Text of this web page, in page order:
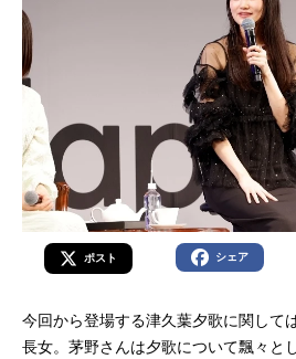
ポスト シェア
今回から登場する津久葉夕歌に関して
長女。茅野さんは夕歌について飄々と